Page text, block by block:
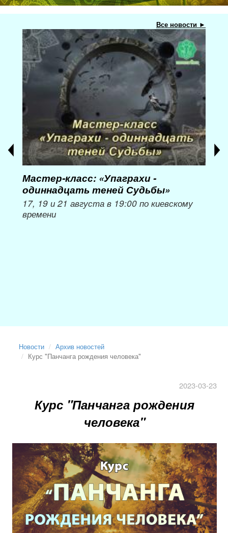
Все новости ►
Мастер-класс: «Упаграхи -
одиннадцать теней Судьбы»
17, 19 и 21 августа в 19:00 по киевскому
времени
Новости
Архив новостей
Курс "Панчанга рождения человека"
2023-03-23
Курс "Панчанга рождения
человека"